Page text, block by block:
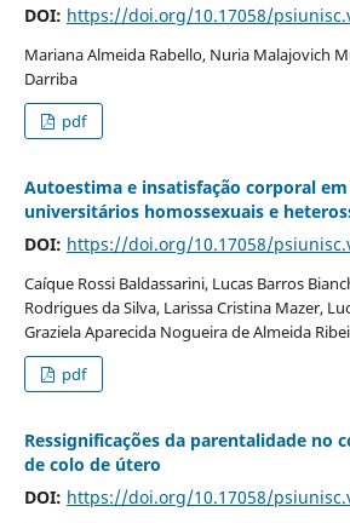
DOI: https://doi.org/10.17058/
Mariana Almeida Rabello, Nuria Malajovich
Darriba
pdf
Autoestima e insatisfação corporal
universitários homossexuais e
DOI: https://doi.org/10.17058/
Caíque Rossi Baldassarini, Lucas Barros
Rodrigues da Silva, Larissa Cristina Mazer,
Graziela Aparecida Nogueira de Almeida
pdf
Ressignificações da parentalidade no
de colo de útero
DOI: https://doi.org/10.17058/